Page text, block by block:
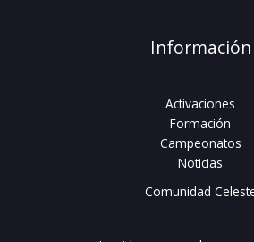
Información
Activaciones
Formación
Campeonatos
Noticias
Comunidad